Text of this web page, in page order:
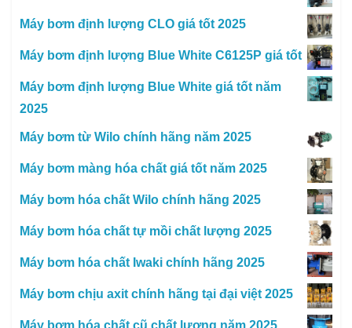
Máy bơm định lượng CLO giá tốt 2025
Máy bơm định lượng Blue White C6125P giá tốt
Máy bơm định lượng Blue White giá tốt năm
2025
Máy bơm từ Wilo chính hãng năm 2025
Máy bơm màng hóa chất giá tốt năm 2025
Máy bơm hóa chất Wilo chính hãng 2025
Máy bơm hóa chất tự mồi chất lượng 2025
Máy bơm hóa chất Iwaki chính hãng 2025
Máy bơm chịu axit chính hãng tại đại việt 2025
Máy bơm hóa chất cũ chất lượng năm 2025